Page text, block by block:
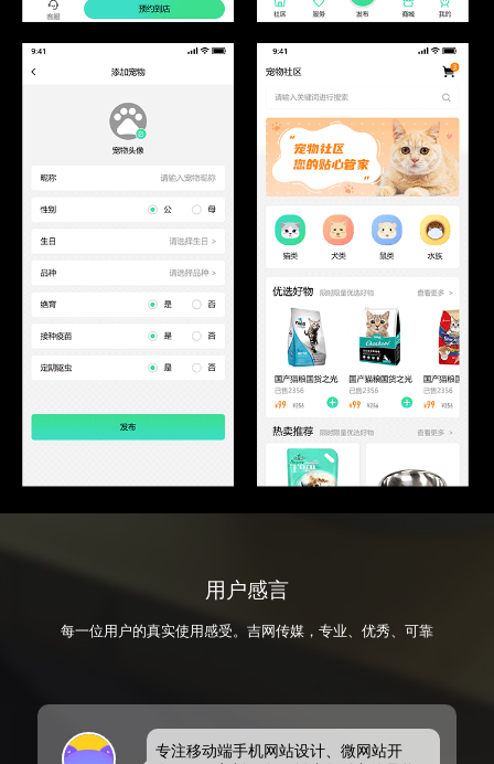
用户感言
每一位用户的真实使用感受。吉网传媒，专业、优秀、可靠
专注移动端手机网站设计、微网站开